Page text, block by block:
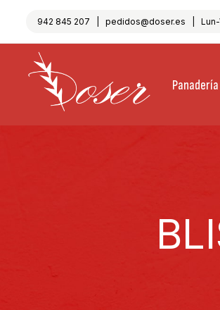
942 845 207 pedidos@doser.es | Lun-
Panadería